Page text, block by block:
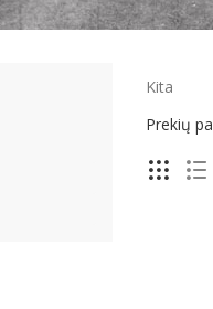
Kita
Prekių